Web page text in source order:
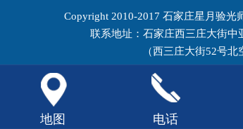
Copyright 2010-2017 石家庄星月验光
联系地址：石家庄西三庄大街中
（西三庄大街52号北
地图 电话